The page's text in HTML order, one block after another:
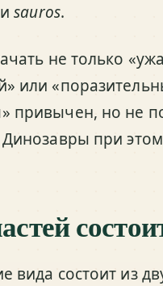
sauros.
не только
или
привычен, но не
Динозавры при
вида состоит из